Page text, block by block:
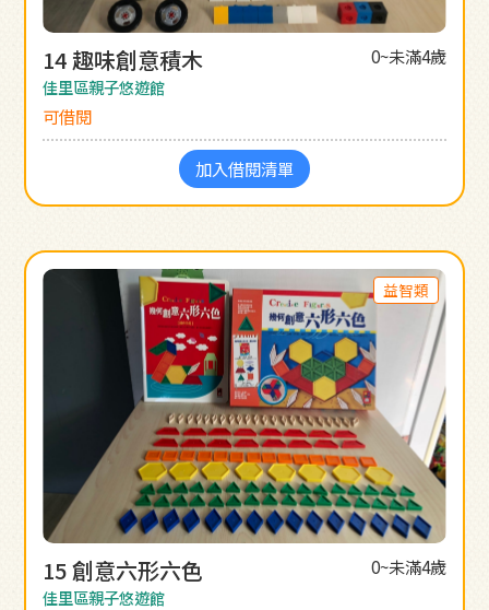
14 趣味創意積木 0~未滿4歲
佳里區親子悠遊館
可借閱
加入借閱清單
益智類
15 創意六形六色 0~未滿4歲
佳里區親子悠遊館